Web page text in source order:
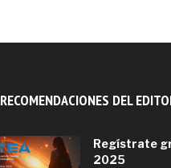
RECOMENDACIONES DEL
Regístrate
2025